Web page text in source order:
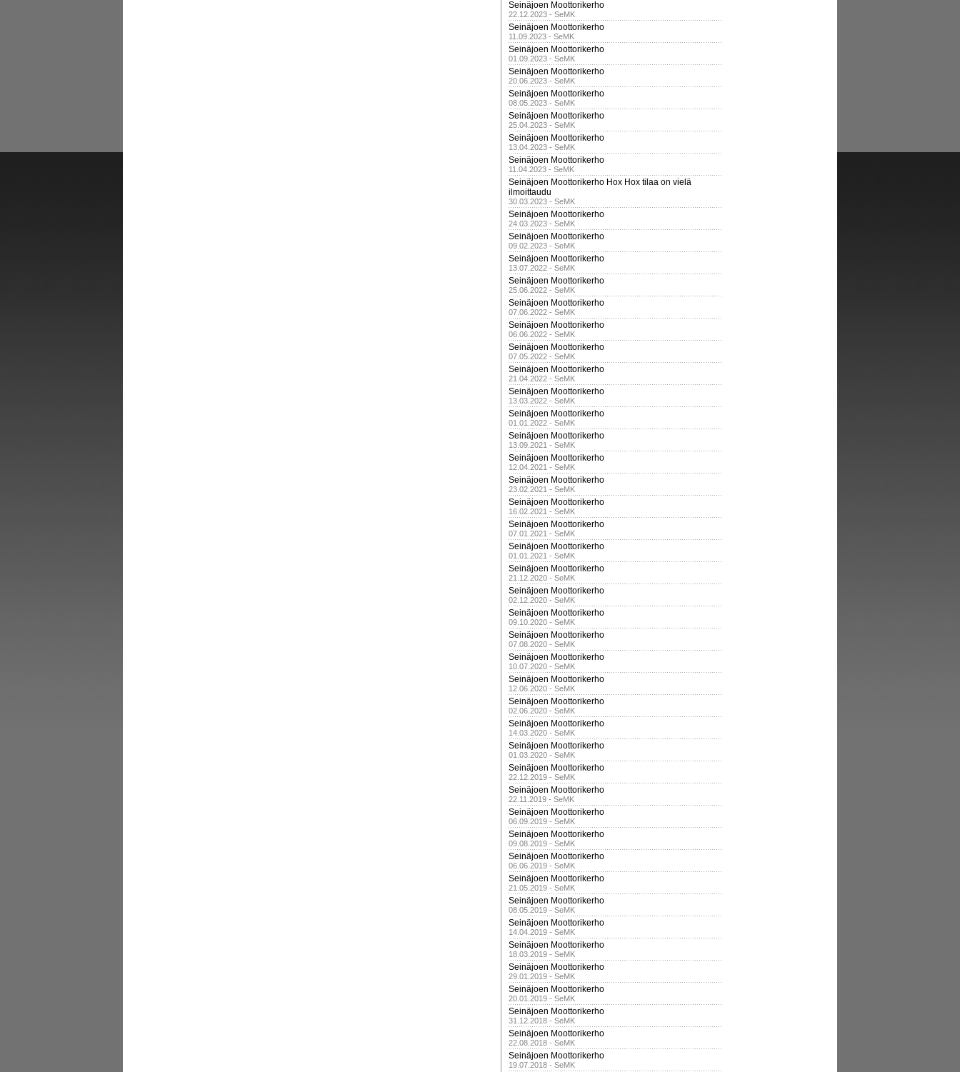
Seinäjoen Moottorikerho
22.12.2023 - SeMK
Seinäjoen Moottorikerho
11.09.2023 - SeMK
Seinäjoen Moottorikerho
01.09.2023 - SeMK
Seinäjoen Moottorikerho
20.06.2023 - SeMK
Seinäjoen Moottorikerho
08.05.2023 - SeMK
Seinäjoen Moottorikerho
25.04.2023 - SeMK
Seinäjoen Moottorikerho
13.04.2023 - SeMK
Seinäjoen Moottorikerho
11.04.2023 - SeMK
Seinäjoen Moottorikerho Hox Hox tilaa on vielä
ilmoittaudu
30.03.2023 - SeMK
Seinäjoen Moottorikerho
24.03.2023 - SeMK
Seinäjoen Moottorikerho
09.02.2023 - SeMK
Seinäjoen Moottorikerho
13.07.2022 - SeMK
Seinäjoen Moottorikerho
25.06.2022 - SeMK
Seinäjoen Moottorikerho
07.06.2022 - SeMK
Seinäjoen Moottorikerho
06.06.2022 - SeMK
Seinäjoen Moottorikerho
07.05.2022 - SeMK
Seinäjoen Moottorikerho
21.04.2022 - SeMK
Seinäjoen Moottorikerho
13.03.2022 - SeMK
Seinäjoen Moottorikerho
01.01.2022 - SeMK
Seinäjoen Moottorikerho
13.09.2021 - SeMK
Seinäjoen Moottorikerho
12.04.2021 - SeMK
Seinäjoen Moottorikerho
23.02.2021 - SeMK
Seinäjoen Moottorikerho
16.02.2021 - SeMK
Seinäjoen Moottorikerho
07.01.2021 - SeMK
Seinäjoen Moottorikerho
01.01.2021 - SeMK
Seinäjoen Moottorikerho
21.12.2020 - SeMK
Seinäjoen Moottorikerho
02.12.2020 - SeMK
Seinäjoen Moottorikerho
09.10.2020 - SeMK
Seinäjoen Moottorikerho
07.08.2020 - SeMK
Seinäjoen Moottorikerho
10.07.2020 - SeMK
Seinäjoen Moottorikerho
12.06.2020 - SeMK
Seinäjoen Moottorikerho
02.06.2020 - SeMK
Seinäjoen Moottorikerho
14.03.2020 - SeMK
Seinäjoen Moottorikerho
01.03.2020 - SeMK
Seinäjoen Moottorikerho
22.12.2019 - SeMK
Seinäjoen Moottorikerho
22.11.2019 - SeMK
Seinäjoen Moottorikerho
06.09.2019 - SeMK
Seinäjoen Moottorikerho
09.08.2019 - SeMK
Seinäjoen Moottorikerho
06.06.2019 - SeMK
Seinäjoen Moottorikerho
21.05.2019 - SeMK
Seinäjoen Moottorikerho
08.05.2019 - SeMK
Seinäjoen Moottorikerho
14.04.2019 - SeMK
Seinäjoen Moottorikerho
18.03.2019 - SeMK
Seinäjoen Moottorikerho
29.01.2019 - SeMK
Seinäjoen Moottorikerho
20.01.2019 - SeMK
Seinäjoen Moottorikerho
31.12.2018 - SeMK
Seinäjoen Moottorikerho
22.08.2018 - SeMK
Seinäjoen Moottorikerho
19.07.2018 - SeMK